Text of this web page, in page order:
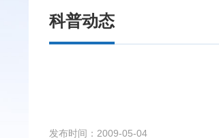
科普动态
发布时间：2009-05-04